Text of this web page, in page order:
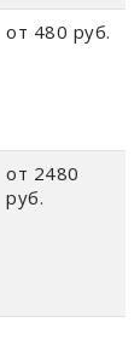
от 480 руб.
от 2480
руб.